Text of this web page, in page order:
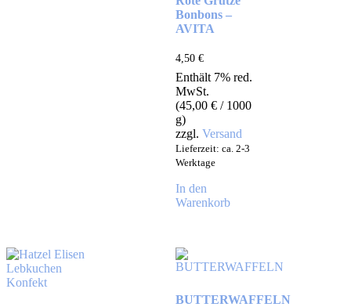
Bonbons –
AVITA
4,50 €
Enthält 7% red.
MwSt.
(45,00 € / 1000
g)
zzgl. Versand
Lieferzeit: ca. 2-3
Werktage
In den
Warenkorb
BUTTERWAFFELN